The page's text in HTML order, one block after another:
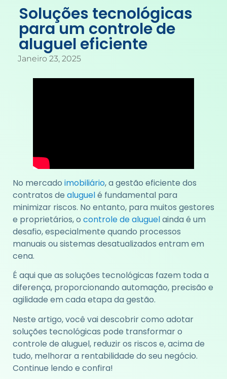
Soluções tecnológicas
para um controle de
aluguel eficiente
Janeiro 23, 2025
No mercado imobiliário, a gestão eficiente dos
contratos de aluguelé fundamental para
minimizar riscos. No entanto, para muitos gestores
e proprietários, o controle de aluguelainda é um
desafio, especialmente quando processos
manuais ou sistemas desatualizados entram em
cena.
É aqui que as soluções tecnológicas fazem toda a
diferença, proporcionando automação, precisão e
agilidade em cada etapa da gestão.
Neste artigo, você vai descobrir como adotar
soluções tecnológicas pode transformar o
controle de aluguel, reduzir os riscos e, acima de
tudo, melhorar a rentabilidade do seu negócio.
Continue lendo e confira!